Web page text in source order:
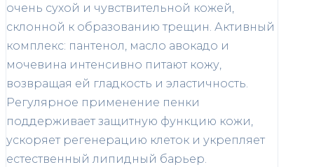
очень сухой и чувствительной кожей,
склонной к образованию трещин. Активный
комплекс: пантенол, масло авокадо и
мочевина интенсивно питают кожу,
возвращая ей гладкость и эластичность.
Регулярное применение пенки
поддерживает защитную функцию кожи,
ускоряет регенерацию клеток и укрепляет
естественный липидный барьер.